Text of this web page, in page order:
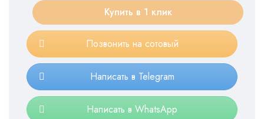
Купить в 1 клик
Позвонить на сотовый
Написать в Telegram
Написать в WhatsApp